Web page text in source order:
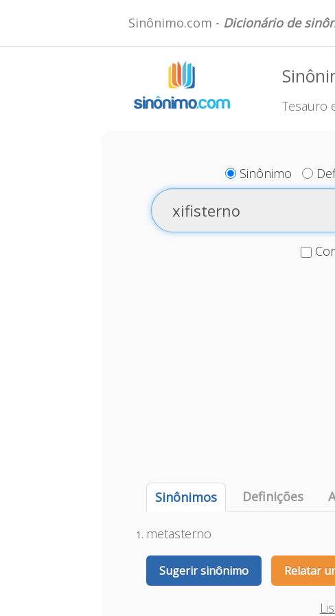
Sinônimo.com - Dicionário de
Tesauro
Sinônimo
Sinônimos Definições
metasterno
Sugerir sinônimo Relatar